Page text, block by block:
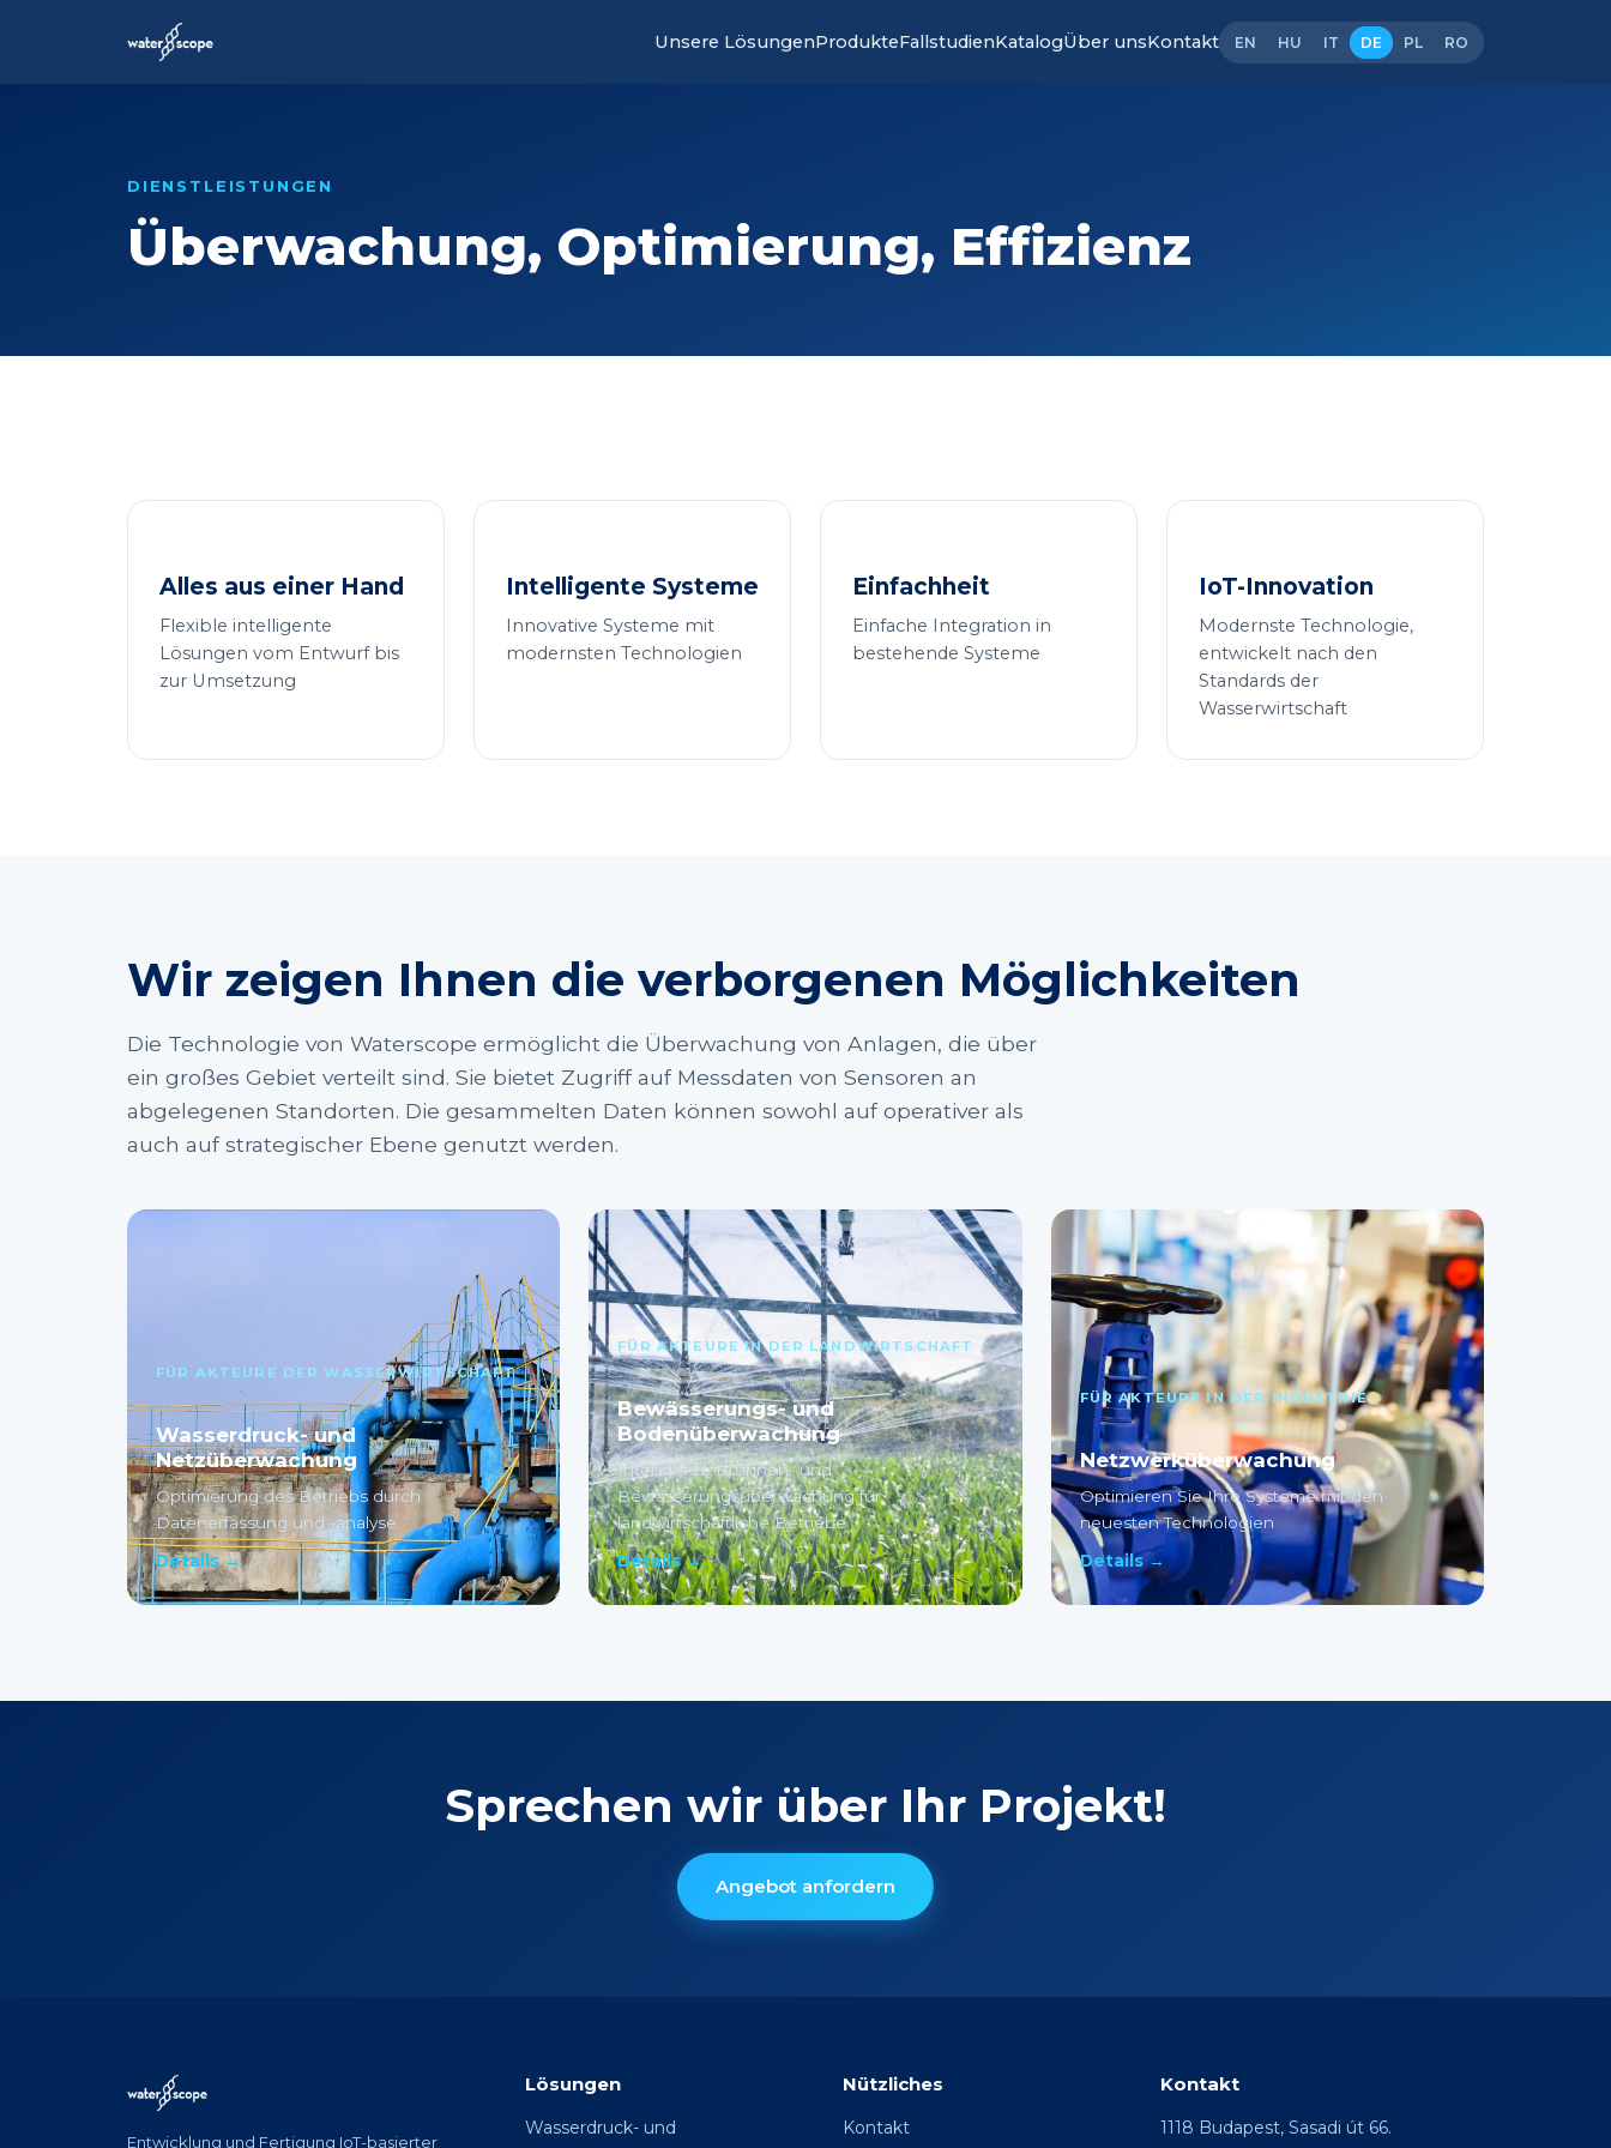
Unsere LösungenProdukteFallstudienKatalogÜber unsKontakt EN HU IT DE PL RO
DIENSTLEISTUNGEN
Überwachung, Optimierung, Effizienz
Alles aus einer Hand
Flexible intelligente
Lösungen vom Entwurf bis
zur Umsetzung
Intelligente Systeme
Innovative Systeme mit
modernsten Technologien
Einfachheit
Einfache Integration in
bestehende Systeme
IoT-Innovation
Modernste Technologie,
entwickelt nach den
Standards der
Wasserwirtschaft
Wir zeigen Ihnen die verborgenen Möglichkeiten
Die Technologie von Waterscope ermöglicht die Überwachung von Anlagen, die über
ein großes Gebiet verteilt sind. Sie bietet Zugriff auf Messdaten von Sensoren an
abgelegenen Standorten. Die gesammelten Daten können sowohl auf operativer als
auch auf strategischer Ebene genutzt werden.
FÜR AKTEURE DER WASSERWIRTSCHAFT
Wasserdruck- und
Netzüberwachung
Optimierung des Betriebs durch
Datenerfassung und -analyse
Details →
FÜR AKTEURE IN DER LANDWIRTSCHAFT
Bewässerungs- und
Bodenüberwachung
Intelligente Brunnen- und
Bewässerungsüberwachung für
landwirtschaftliche Betriebe
Details →
FÜR AKTEURE IN DER INDUSTRIE
Netzwerküberwachung
Optimieren Sie Ihre Systeme mit den
neuesten Technologien
Details →
Sprechen wir über Ihr Projekt!
Angebot anfordern
Entwicklung und Fertigung IoT-basierter
Lösungen
Wasserdruck- und
Nützliches
Kontakt
Kontakt
1118 Budapest, Sasadi út 66.